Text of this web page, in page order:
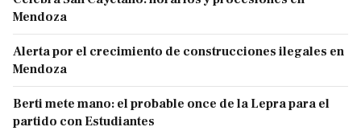
Mendoza
Alerta por el crecimiento de construcciones ilegales en
Mendoza
Berti mete mano: el probable once de la Lepra para el
partido con Estudiantes